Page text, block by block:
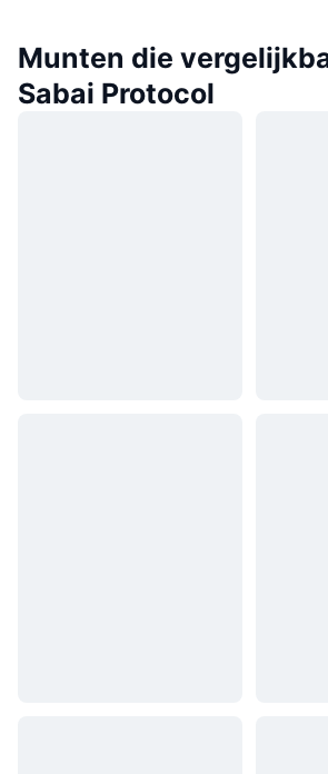
Munten die
Sabai Protocol